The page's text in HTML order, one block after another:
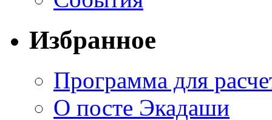
Избранное
Программа для
О посте Экадаши